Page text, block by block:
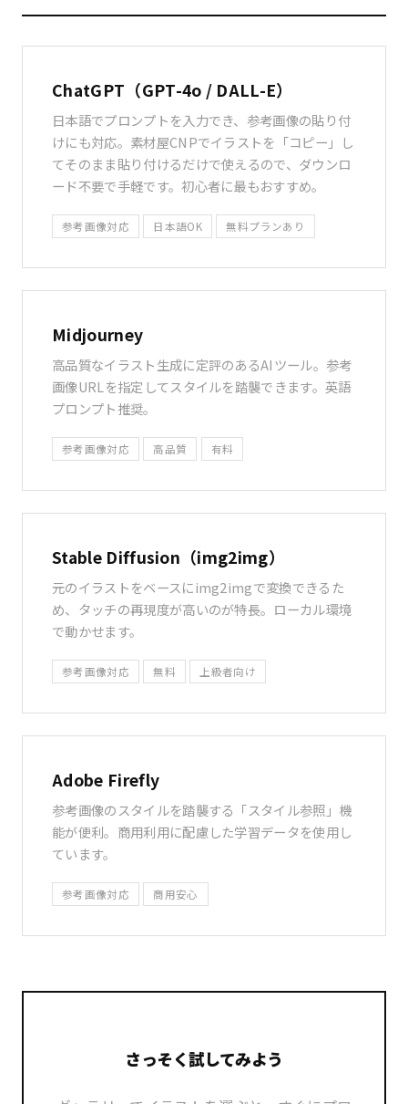
ChatGPT（GPT-4o / DALL-E）
日本語でプロンプトを入力でき、参考画像の貼り付
けにも対応。素材屋CNPでイラストを「コピー」し
てそのまま貼り付けるだけで使えるので、ダウンロ
ード不要で手軽です。初心者に最もおすすめ。
参考画像対応 日本語OK 無料プランあり
Midjourney
高品質なイラスト生成に定評のあるAIツール。参考
画像URLを指定してスタイルを踏襲できます。英語
プロンプト推奨。
参考画像対応 高品質 有料
Stable Diffusion（img2img）
元のイラストをベースにimg2imgで変換できるた
め、タッチの再現度が高いのが特長。ローカル環境
で動かせます。
参考画像対応 無料 上級者向け
Adobe Firefly
参考画像のスタイルを踏襲する「スタイル参照」機
能が便利。商用利用に配慮した学習データを使用し
ています。
参考画像対応 商用安心
さっそく試してみよう